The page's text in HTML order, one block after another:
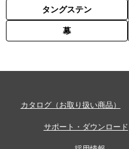
タングステン
幕
カタログ（お取り扱い商品）
サポート・ダウンロード